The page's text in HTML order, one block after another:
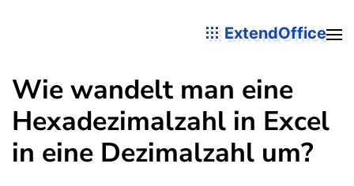
ExtendOffice
Wie wandelt man eine
Hexadezimalzahl in Excel
in eine Dezimalzahl um?